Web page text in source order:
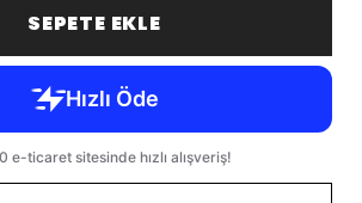
SEPETE EKLE